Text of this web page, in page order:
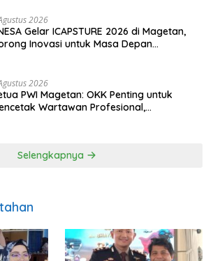
2026
Gelar ICAPSTURE 2026 di Magetan,
Inovasi untuk Masa Depan
2026
PWI Magetan: OKK Penting untuk
Wartawan Profesional,
Selengkapnya